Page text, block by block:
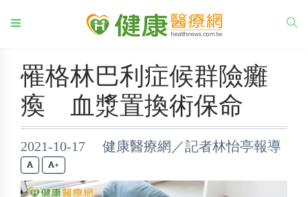
罹格林巴利症候群險癱
瘓 血漿置換術保命
2021-10-17 健康醫療網／記者林怡亭報導
+